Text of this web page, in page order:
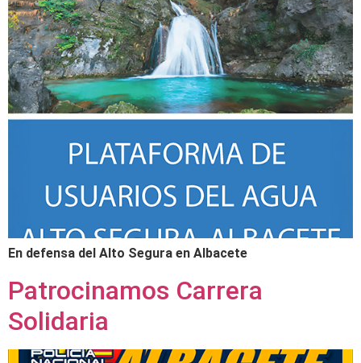
En defensa del Alto Segura en Albacete
Patrocinamos Carrera
Solidaria